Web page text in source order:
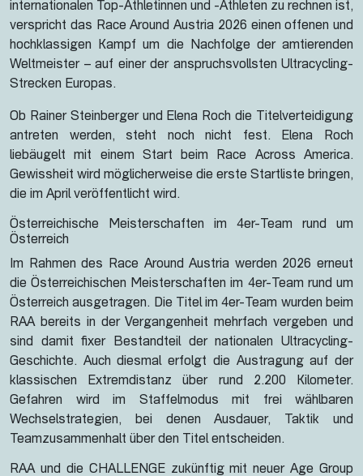
internationalen Top-Athletinnen und -Athleten zu rechnen ist,
verspricht das Race Around Austria 2026 einen offenen und
hochklassigen Kampf um die Nachfolge der amtierenden
Weltmeister – auf einer der anspruchsvollsten Ultracycling-
Strecken Europas.
Ob Rainer Steinberger und Elena Roch die Titelverteidigung
antreten werden, steht noch nicht fest. Elena Roch
liebäugelt mit einem Start beim Race Across America.
Gewissheit wird möglicherweise die erste Startliste bringen,
die im April veröffentlicht wird.
Österreichische Meisterschaften im 4er-Team rund um
Österreich
Im Rahmen des Race Around Austria werden 2026 erneut
die Österreichischen Meisterschaften im 4er-Team rund um
Österreich ausgetragen. Die Titel im 4er-Team wurden beim
RAA bereits in der Vergangenheit mehrfach vergeben und
sind damit fixer Bestandteil der nationalen Ultracycling-
Geschichte. Auch diesmal erfolgt die Austragung auf der
klassischen Extremdistanz über rund 2.200 Kilometer.
Gefahren wird im Staffelmodus mit frei wählbaren
Wechselstrategien, bei denen Ausdauer, Taktik und
Teamzusammenhalt über den Titel entscheiden.
RAA und die CHALLENGE zukünftig mit neuer Age Group